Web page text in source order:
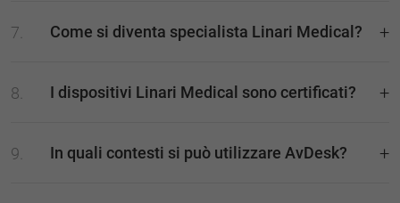
Come si diventa specialista Linari Medical?
I dispositivi Linari Medical sono certificati?
In quali contesti si può utilizzare AvDesk?